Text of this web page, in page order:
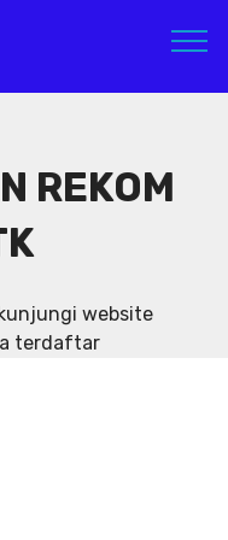
REKOM
website
terdaftar